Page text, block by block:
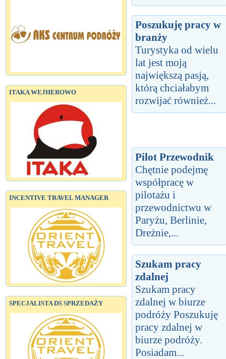
ITAKA WEJHEROWO
INCENTIVE TRAVEL MANAGER
SPECJALISTA DS SPRZEDAŻY
Poszukuję pracy w
branży
Turystyka od wielu
lat jest moją
największą pasją,
którą chciałabym
rozwijać również...
Pilot Przewodnik
Chętnie podejmę
współpracę w
pilotażu i
przewodnictwu w
Paryżu, Berlinie,
Dreżnie,...
Szukam pracy
zdalnej
Szukam pracy
zdalnej w biurze
podróży Poszukuję
pracy zdalnej w
biurze podróży.
Posiadam...